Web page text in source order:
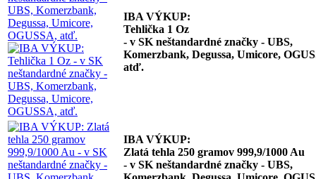
IBA VÝKUP:
Tehlička 1 Oz
- v SK neštandardné značky - UBS,
Komerzbank, Degussa, Umicore,
atď.
IBA VÝKUP:
Zlatá tehla 250 gramov 999,9/1000 Au
- v SK neštandardné značky - UBS,